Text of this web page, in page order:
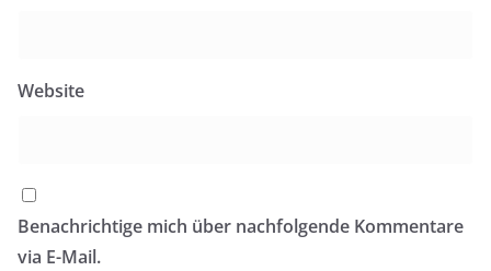
Website
Benachrichtige mich über nachfolgende Kommentare
via E-Mail.